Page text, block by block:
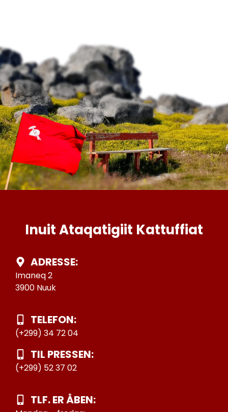
Inuit Ataqatigiit Kattuffiat
ADRESSE:
Imaneq 2
3900 Nuuk
TELEFON:
(+299) 34 72 04
TIL PRESSEN:
(+299) 52 37 02
TLF. ER ÅBEN: